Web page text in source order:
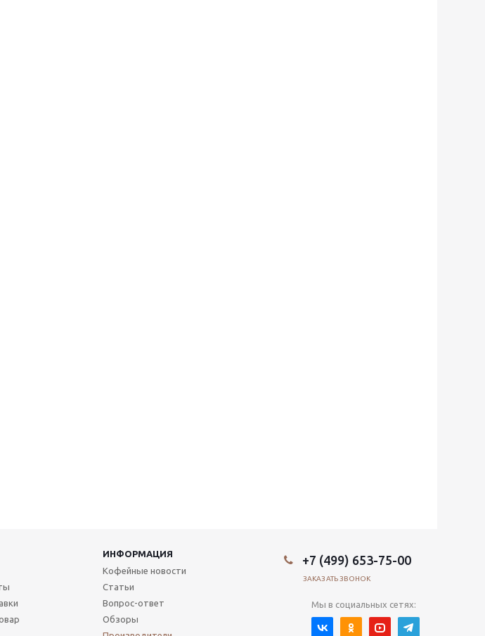
ИНФОРМАЦИЯ
Кофейные новости
Статьи
Вопрос-ответ
Обзоры
+7 (499) 653-75-00
ЗАКАЗАТЬ ЗВОНОК
Мы в социальных сетях: